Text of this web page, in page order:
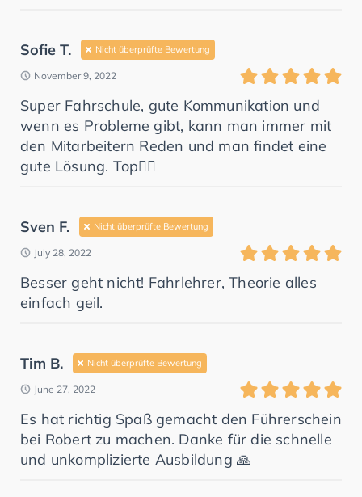
Sofie T. Nicht überprüfte Bewertung
November 9, 2022
Super Fahrschule, gute Kommunikation und
wenn es Probleme gibt, kann man immer mit
den Mitarbeitern Reden und man findet eine
gute Lösung. Top👍🏼
Sven F. Nicht überprüfte Bewertung
July 28, 2022
Besser geht nicht! Fahrlehrer, Theorie alles
einfach geil.
Tim B. Nicht überprüfte Bewertung
June 27, 2022
Es hat richtig Spaß gemacht den Führerschein
bei Robert zu machen. Danke für die schnelle
und unkomplizierte Ausbildung 🙏